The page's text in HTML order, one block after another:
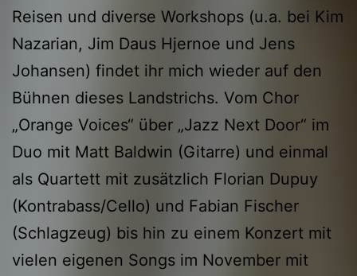
Reisen und diverse Workshops (u.a. bei Kim
Nazarian, Jim Daus Hjernoe und Jens
Johansen) findet ihr mich wieder auf den
Bühnen dieses Landstrichs. Vom Chor
„Orange Voices“ über „Jazz Next Door“ im
Duo mit Matt Baldwin (Gitarre) und einmal
als Quartett mit zusätzlich Florian Dupuy
(Kontrabass/Cello) und Fabian Fischer
(Schlagzeug) bis hin zu einem Konzert mit
vielen eigenen Songs im November mit